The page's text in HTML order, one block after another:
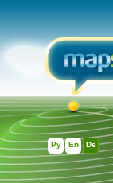
Ру En De